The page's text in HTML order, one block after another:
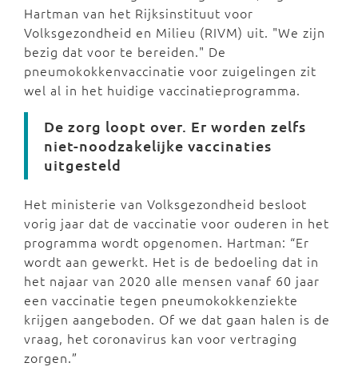
Hartman van het Rijksinstituut voor
Volksgezondheid en Milieu (RIVM) uit. "We zijn
bezig dat voor te bereiden." De
pneumokokkenvaccinatie voor zuigelingen zit
wel al in het huidige vaccinatieprogramma.
De zorg loopt over. Er worden zelfs
niet-noodzakelijke vaccinaties
uitgesteld
Het ministerie van Volksgezondheid besloot
vorig jaar dat de vaccinatie voor ouderen in het
programma wordt opgenomen. Hartman: “Er
wordt aan gewerkt. Het is de bedoeling dat in
het najaar van 2020 alle mensen vanaf 60 jaar
een vaccinatie tegen pneumokokkenziekte
krijgen aangeboden. Of we dat gaan halen is de
vraag, het coronavirus kan voor vertraging
zorgen.”